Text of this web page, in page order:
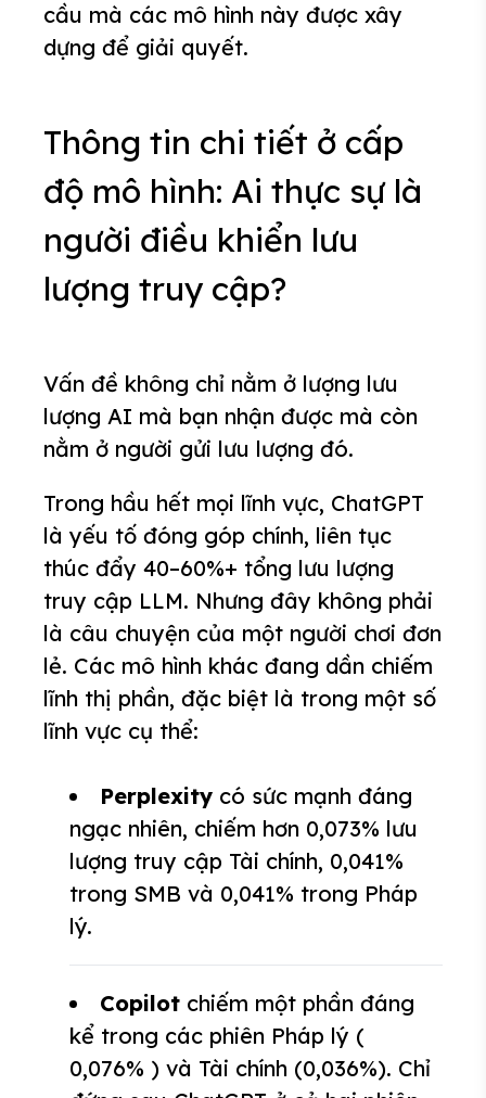
cầu mà các mô hình này được xây
dựng để giải quyết.
Thông tin chi tiết ở cấp
độ mô hình: Ai thực sự là
người điều khiển lưu
lượng truy cập?
Vấn đề không chỉ nằm ở lượng lưu
lượng AI mà bạn nhận được mà còn
nằm ở người gửi lưu lượng đó.
Trong hầu hết mọi lĩnh vực, ChatGPT
là yếu tố đóng góp chính, liên tục
thúc đẩy 40–60%+ tổng lưu lượng
truy cập LLM. Nhưng đây không phải
là câu chuyện của một người chơi đơn
lẻ. Các mô hình khác đang dần chiếm
lĩnh thị phần, đặc biệt là trong một số
lĩnh vực cụ thể:
Perplexity có sức mạnh đáng
ngạc nhiên, chiếm hơn 0,073% lưu
lượng truy cập Tài chính, 0,041%
trong SMB và 0,041% trong Pháp
lý.
Copilot chiếm một phần đáng
kể trong các phiên Pháp lý (
0,076% ) và Tài chính (0,036%). Chỉ